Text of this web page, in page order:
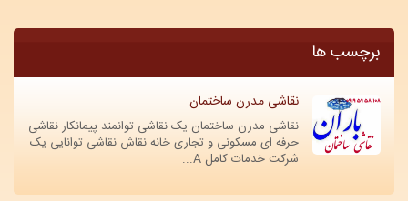
برچسب ها
نقاشی مدرن ساختمان
نقاشی مدرن ساختمان یک نقاشی توانمند پیمانکار نقاشی
حرفه ای مسکونی و تجاری خانه نقاش نقاشی توانایی یک
شرکت خدمات کامل A...